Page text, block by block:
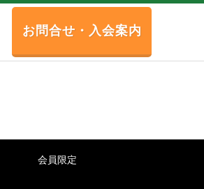
お問合せ・入会案内
会員限定